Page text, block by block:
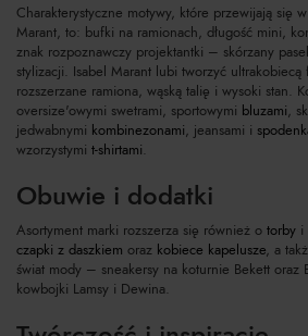
Charakterystyczne motywy, które przewijają się
Marant, to: bufki na ramionach, długość mini,
znak rozpoznawczy projektantki – skórzany
stylizacji. Isabel Marant lubi tworzyć
rozszerzane ramiona, wąską talię i wysoki stan.
oversize'owymi swetrami, sportowymi bluzami,
jedwabnymi kombinezonami, jeansami i
wzorzystymi t-shirtami.
Obuwie i dodatki
Asortyment marki rozszerza się również o torby i
czapki z daszkiem oraz kobiece kapelusze, a
świat mody – sneakersy na koturnie Bekett oraz
kowbojki Lamsy i Dewina.